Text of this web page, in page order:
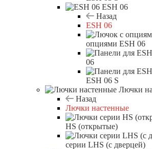
ESH 06
Назад
ESH 06
опциями ESH 06
06
ESH 06 S
Лючки
Назад
Лючки настенные
HS (открытые)
серии LHS (с дверцей)